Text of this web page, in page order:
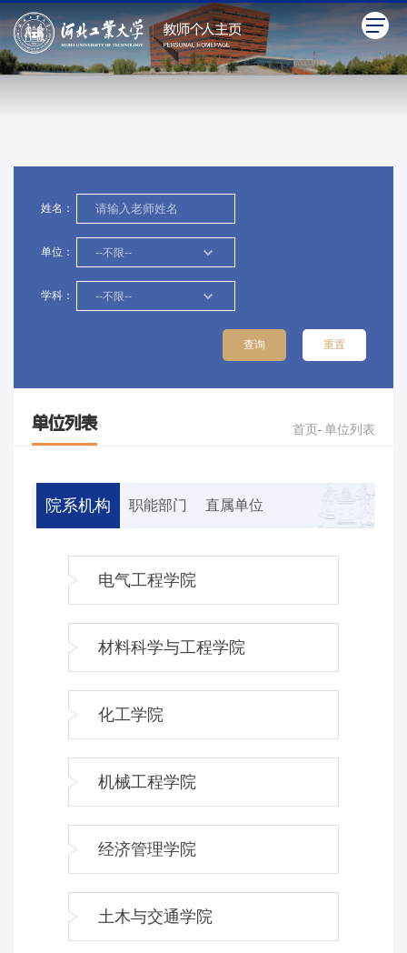
姓名：
单位： --不限--
学科： --不限--
查询 重置
首页- 单位列表
单位列表
院系机构 职能部门 直属单位
电气工程学院
材料科学与工程学院
化工学院
机械工程学院
经济管理学院
土木与交通学院